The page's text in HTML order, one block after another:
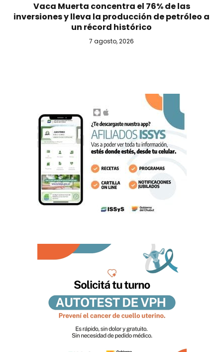
Vaca Muerta concentra el 76% de las
inversiones y lleva la producción de petróleo a
un récord histórico
7 agosto, 2026